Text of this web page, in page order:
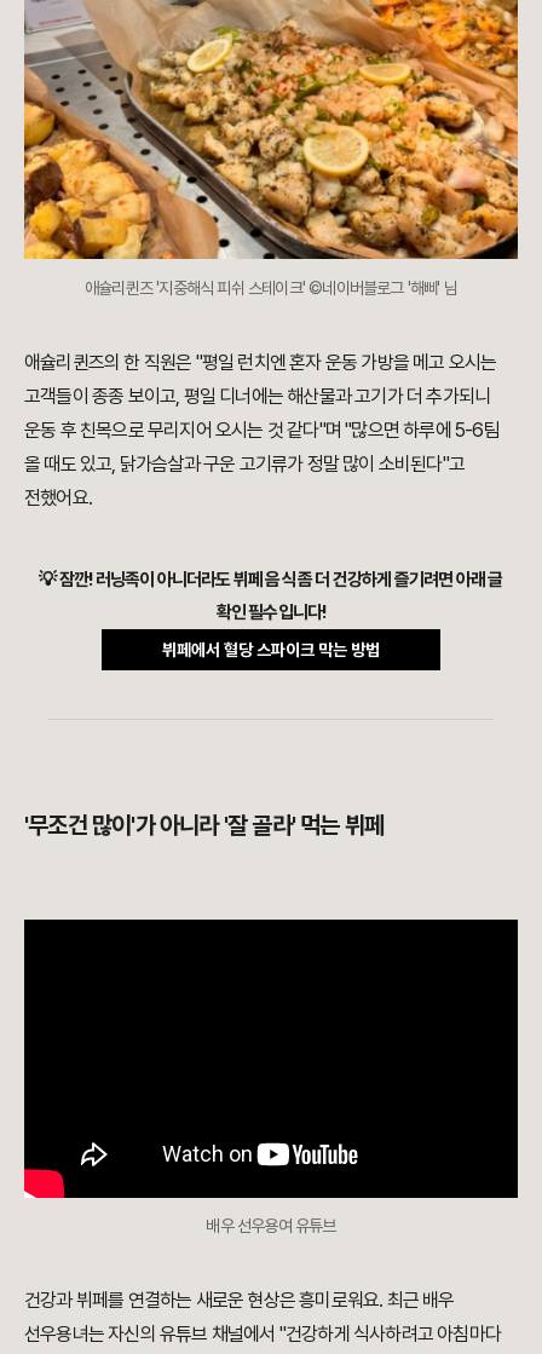
애슐리퀸즈 '지중해식 피쉬 스테이크' ©네이버블로그 '해삐' 님
애슐리퀸즈의 한 직원은 "평일 런치엔 혼자 운동 가방을 메고 오시는
고객들이 종종 보이고, 평일 디너에는 해산물과 고기가 더 추가되니
운동 후 친목으로 무리지어 오시는 것 같다"며 "많으면 하루에 5-6팀
올 때도 있고, 닭가슴살과 구운 고기류가 정말 많이 소비된다"고
전했어요.
💡 잠깐! 러닝족이 아니더라도 뷔페 음식 좀 더 건강하게 즐기려면 아래 글
확인 필수입니다!
뷔페에서 혈당 스파이크 막는 방법
'무조건 많이'가 아니라 '잘 골라' 먹는 뷔페
배우 선우용여 유튜브
건강과 뷔페를 연결하는 새로운 현상은 흥미로워요. 최근 배우
선우용녀는 자신의 유튜브 채널에서 "건강하게 식사하려고 아침마다